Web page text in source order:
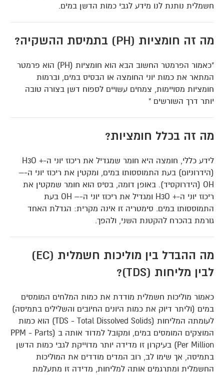
חשמלית נותנת לנו מידע לגבי כמות הדשן במים.
מה זה חומציות (PH) בתמיסת ההשקיה?
"כאמור הפרמטר החשוב הבא הוא חומציות (PH) הוא פרמטר
המתאר את כמות יוני החומצה או הבסיס במים, וברמות
חומציות מסויימות, צמחים עשויים לספוח דשן בצורה טובה
יותר דרך השורשים "
מה זה בכלל חומציות?
לידע כללי, חומצה היא חומר שמגדיל את ריכוז יוני ה-+ H3O
(הידרוניום) בעת התמוססותו במים, ומקטין את ריכוז יוני ה-–
OH (הידרוקסיד). באופן דומה, בסיס הוא חומר שמקטין את
ריכוז יוני ה-+ H3O ומגדיל את ריכוז יוני ה-– OH בעת
התמוססותו במים. סימטריה זו אינה מקרית: הגדלת האחד
גורמת בהכרח להקטנת השני, ולהפך.
מה ההבדל בין מוליכות חשמלית (EC)
לבין מליחות (TDS)?
כאמור מוליכות חשמלית מודדת את כמות המלחים המומסים
במים (וליתר דיוק את כמות היונים החיובים והשלילים בתמיסה)
לעומתה המליחות (TDS - Total Dissolved Solids) הוא כמות
המוצקים המומסים במים, ומקובל למדוד אותה ב (PPM - Parts
Per Million) בעיקרון זו מדידה יותר מדוייקת לגבי כמות הדשן
בתמיסה, אך שימו לב, רוב המדים מודדים את המוליכות
החשמלית ומתרגמים אותה למליחות, מדידה זו מתעלמת